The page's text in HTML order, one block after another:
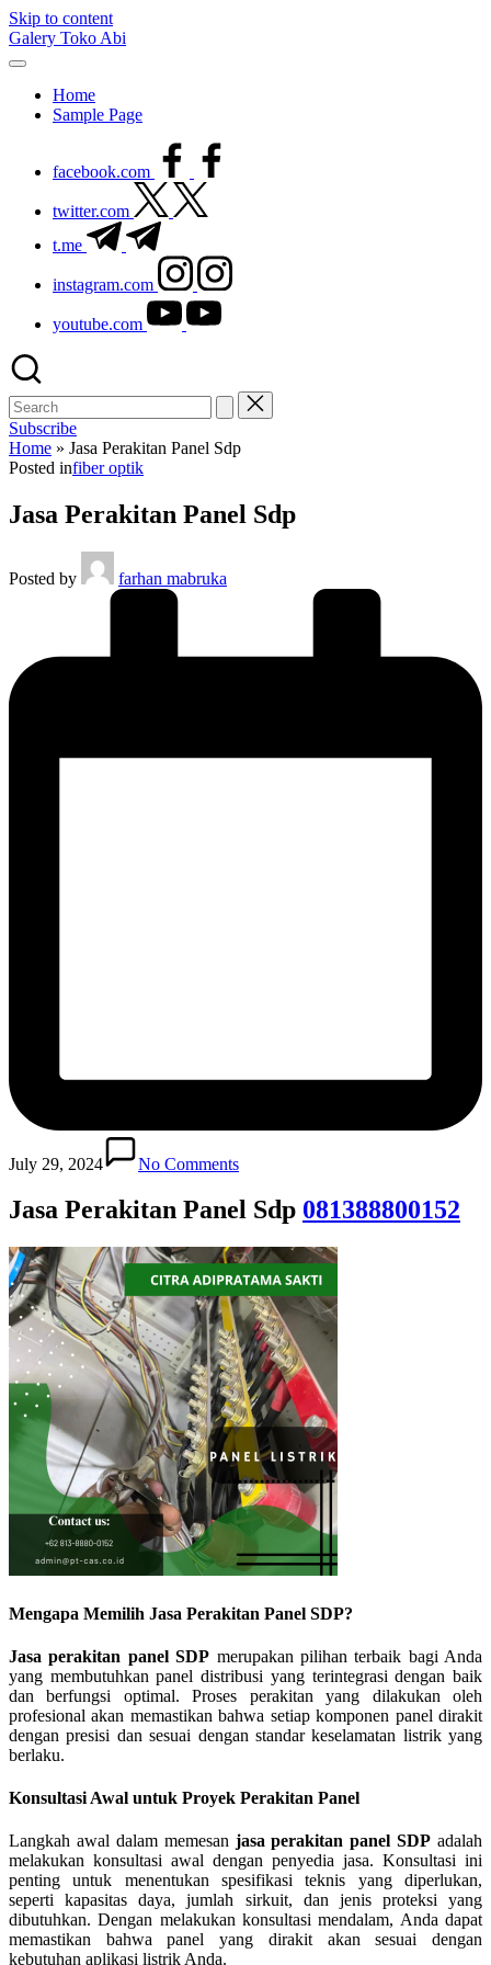
Skip to content
Galery Toko Abi
Home
Sample Page
facebook.com
twitter.com
t.me
instagram.com
youtube.com
Subscribe
Home » Jasa Perakitan Panel Sdp
Posted infiber optik
Jasa Perakitan Panel Sdp
Posted by farhan mabruka
July 29, 2024 No Comments
Jasa Perakitan Panel Sdp 081388800152
Mengapa Memilih Jasa Perakitan Panel SDP?
Jasa perakitan panel SDP merupakan pilihan terbaik bagi Anda
yang membutuhkan panel distribusi yang terintegrasi dengan baik
dan berfungsi optimal. Proses perakitan yang dilakukan oleh
profesional akan memastikan bahwa setiap komponen panel dirakit
dengan presisi dan sesuai dengan standar keselamatan listrik yang
berlaku.
Konsultasi Awal untuk Proyek Perakitan Panel
Langkah awal dalam memesan jasa perakitan panel SDP adalah
melakukan konsultasi awal dengan penyedia jasa. Konsultasi ini
penting untuk menentukan spesifikasi teknis yang diperlukan,
seperti kapasitas daya, jumlah sirkuit, dan jenis proteksi yang
dibutuhkan. Dengan melakukan konsultasi mendalam, Anda dapat
memastikan bahwa panel yang dirakit akan sesuai dengan
kebutuhan aplikasi listrik Anda.